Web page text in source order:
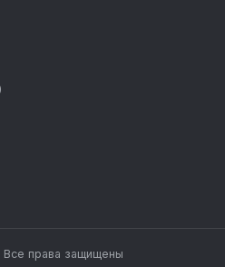
Все права защищены